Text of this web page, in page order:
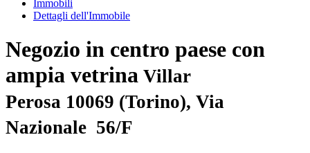
Immobili
Dettagli dell'Immobile
Negozio in centro paese con
ampia vetrina Villar
Perosa 10069 (Torino), Via
Nazionale 56/F